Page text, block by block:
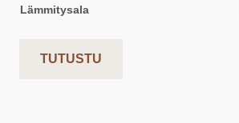
Lämmitysala
TUTUSTU